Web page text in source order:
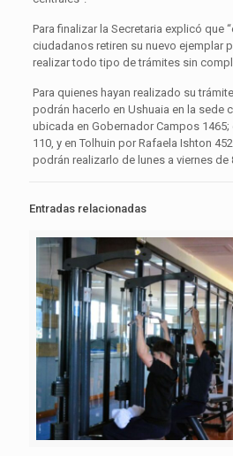
Para finalizar la Secretaria explicó que
ciudadanos retiren su nuevo ejemplar
realizar todo tipo de trámites sin
Para quienes hayan realizado su
podrán hacerlo en Ushuaia en la sede
ubicada en Gobernador Campos 1465;
110, y en Tolhuin por Rafaela Ishton
podrán realizarlo de lunes a viernes de
Entradas relacionadas